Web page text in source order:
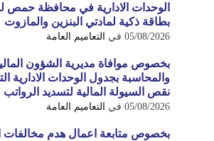
الوحدات الادارية في محافظة حمص
بطاقة ذكية لمادتي البنزين والمازوت
05/08/2026 في التعاميم العامة
بخصوص موافاة مديرية الشؤون
والمحاسبة بجدول الوحدات الادارية
نقص السيولة المالية لتسديد الرواتب
05/08/2026 في التعاميم العامة
بخصوص متابعة اعمال هدم مخالفات